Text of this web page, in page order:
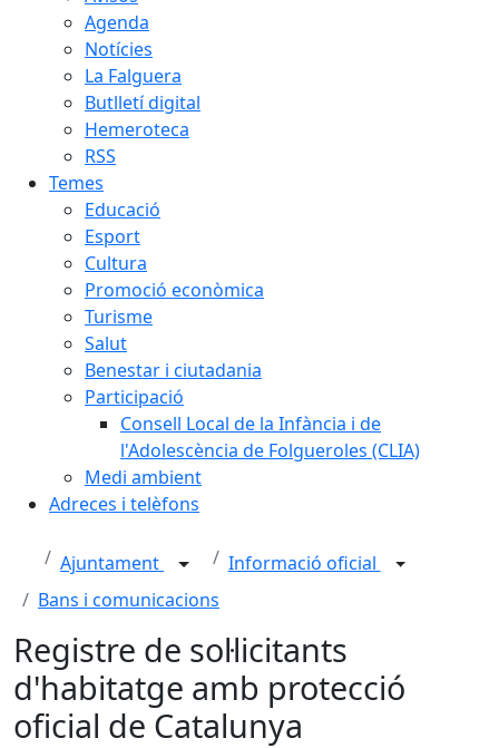
Agenda
Notícies
La Falguera
Butlletí digital
Hemeroteca
RSS
Temes
Educació
Esport
Cultura
Promoció econòmica
Turisme
Salut
Benestar i ciutadania
Participació
Consell Local de la Infància i de
l'Adolescència de Folgueroles (CLIA)
Medi ambient
Adreces i telèfons
Ajuntament
Informació oficial
Bans i comunicacions
Registre de sol·licitants
d'habitatge amb protecció
oficial de Catalunya